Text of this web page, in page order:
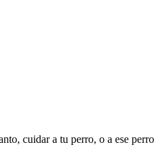
cuidar a tu perro, o a ese perro